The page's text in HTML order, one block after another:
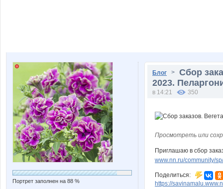
Портрет заполнен на 88 %
Блог > Сбор
2023.
в 14:21 350
Просмотреть или
Приглашаю в сбор
www.nn.ru/community/
Поделиться:
https://